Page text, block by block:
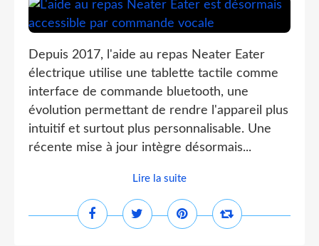
Depuis 2017, l'aide au repas Neater Eater
électrique utilise une tablette tactile comme
interface de commande bluetooth, une
évolution permettant de rendre l'appareil plus
intuitif et surtout plus personnalisable. Une
récente mise à jour intègre désormais...
Lire la suite